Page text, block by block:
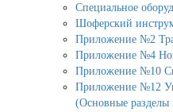
Специальное
Шоферский
Приложение №2
Приложение №4
Приложение №10
Приложение №12
(Основные разделы